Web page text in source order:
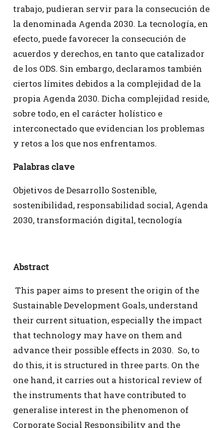
trabajo, pudieran servir para la consecución de
la denominada Agenda 2030. La tecnología, en
efecto, puede favorecer la consecución de
acuerdos y derechos, en tanto que catalizador
de los ODS. Sin embargo, declaramos también
ciertos límites debidos a la complejidad de la
propia Agenda 2030. Dicha complejidad reside,
sobre todo, en el carácter holístico e
interconectado que evidencian los problemas
y retos a los que nos enfrentamos.
Palabras clave
Objetivos de Desarrollo Sostenible,
sostenibilidad, responsabilidad social, Agenda
2030, transformación digital, tecnología
Abstract
This paper aims to present the origin of the
Sustainable Development Goals, understand
their current situation, especially the impact
that technology may have on them and
advance their possible effects in 2030. So, to
do this, it is structured in three parts. On the
one hand, it carries out a historical review of
the instruments that have contributed to
generalise interest in the phenomenon of
Corporate Social Responsibility and the